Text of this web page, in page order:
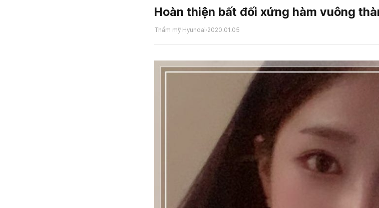
Hoàn thiện bất đối xứng hàm vuông
Thẩm mỹ Hyundai·2020.01.05